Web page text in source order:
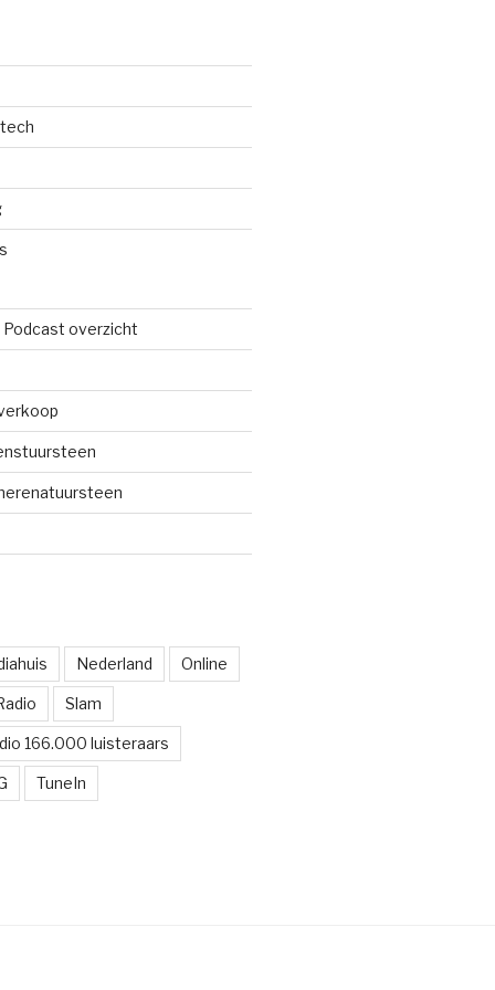
Podcast overzicht
Nederland Online
Slam
166.000 luisteraars
TuneIn